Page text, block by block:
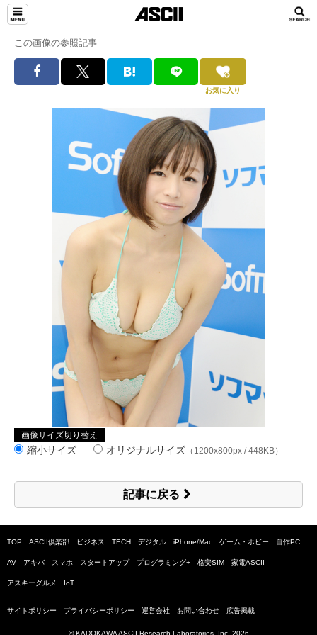
この画像の参照記事
お気に入り
画像サイズ切り替え
縮小サイズ オリジナルサイズ （1200x800px / 448KB）
記事に戻る
TOP ASCII倶楽部 ビジネス TECH デジタル iPhone/Mac ゲーム・ホビー 自作PC
AV アキバ スマホ スタートアップ プログラミング+ 格安SIM 家電ASCII
アスキーグルメ IoT
サイトポリシー プライバシーポリシー 運営会社 お問い合わせ 広告掲載
© KADOKAWA ASCII Research Laboratories, Inc. 2026